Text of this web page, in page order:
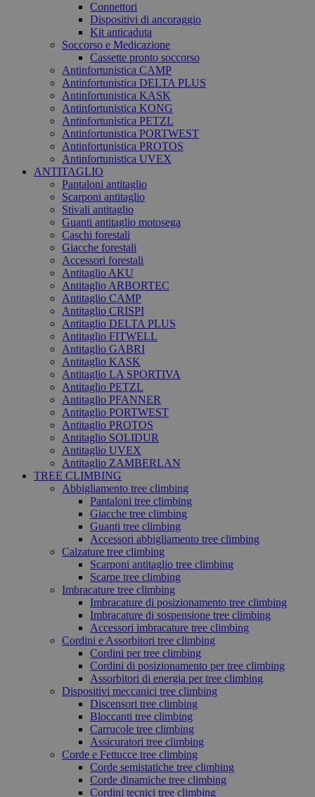
Connettori
Dispositivi di ancoraggio
Kit anticaduta
Soccorso e Medicazione
Cassette pronto soccorso
Antinfortunistica CAMP
Antinfortunistica DELTA PLUS
Antinfortunistica KASK
Antinfortunistica KONG
Antinfortunistica PETZL
Antinfortunistica PORTWEST
Antinfortunistica PROTOS
Antinfortunistica UVEX
ANTITAGLIO
Pantaloni antitaglio
Scarponi antitaglio
Stivali antitaglio
Guanti antitaglio motosega
Caschi forestali
Giacche forestali
Accessori forestali
Antitaglio AKU
Antitaglio ARBORTEC
Antitaglio CAMP
Antitaglio CRISPI
Antitaglio DELTA PLUS
Antitaglio FITWELL
Antitaglio GABRI
Antitaglio KASK
Antitaglio LA SPORTIVA
Antitaglio PETZL
Antitaglio PFANNER
Antitaglio PORTWEST
Antitaglio PROTOS
Antitaglio SOLIDUR
Antitaglio UVEX
Antitaglio ZAMBERLAN
TREE CLIMBING
Abbigliamento tree climbing
Pantaloni tree climbing
Giacche tree climbing
Guanti tree climbing
Accessori abbigliamento tree climbing
Calzature tree climbing
Scarponi antitaglio tree climbing
Scarpe tree climbing
Imbracature tree climbing
Imbracature di posizionamento tree climbing
Imbracature di sospensione tree climbing
Accessori imbracature tree climbing
Cordini e Assorbitori tree climbing
Cordini per tree climbing
Cordini di posizionamento per tree climbing
Assorbitori di energia per tree climbing
Dispositivi meccanici tree climbing
Discensori tree climbing
Bloccanti tree climbing
Carrucole tree climbing
Assicuratori tree climbing
Corde e Fettucce tree climbing
Corde semistatiche tree climbing
Corde dinamiche tree climbing
Cordini tecnici tree climbing